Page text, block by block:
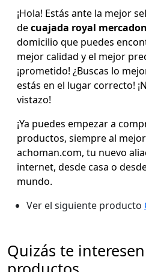
¡Hola! Estás ante la mejor
decuajada royal
domicilio que puedes
mejor calidad y el mejor
¡prometido! ¿Buscas lo
estás en el lugar correcto!
vistazo!
¡Ya puedes empezar a
productos, siempre al
achoman.com, tu nuevo
internet, desde casa o
mundo.
Ver el siguiente producto
Quizás te